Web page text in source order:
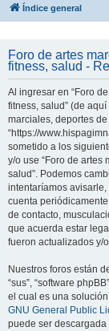
Índice general
Foro de artes
fitness, salud -
Al ingresar en “Foro
fitness, salud” (de aquí
marciales, deportes
“https://
sometido a los
y/o use “Foro de artes
salud”. Podemos
intentaríamos
cuenta
de contacto,
que acuerda estar
fueron actualizados y/
Nuestros foros están
“sus”, “software
el cual es una
GNU General Public
puede ser descargada